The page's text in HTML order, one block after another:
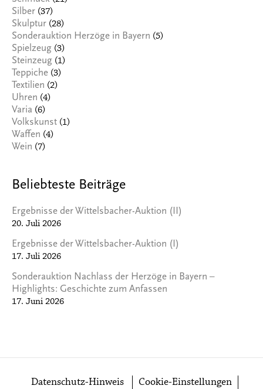
Silber (37)
Skulptur (28)
Sonderauktion Herzöge in Bayern (5)
Spielzeug (3)
Steinzeug (1)
Teppiche (3)
Textilien (2)
Uhren (4)
Varia (6)
Volkskunst (1)
Waffen (4)
Wein (7)
Beliebteste Beiträge
Ergebnisse der Wittelsbacher-Auktion (II)
20. Juli 2026
Ergebnisse der Wittelsbacher-Auktion (I)
17. Juli 2026
Sonderauktion Nachlass der Herzöge in Bayern –
Highlights: Geschichte zum Anfassen
17. Juni 2026
Datenschutz-Hinweis Cookie-Einstellungen